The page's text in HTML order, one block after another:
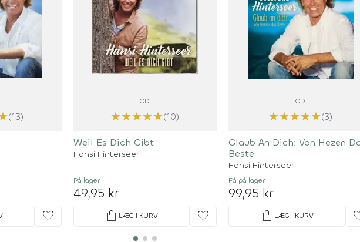
(13)
favorite
CD
★★★★★(10)
Weil Es Dich Gibt
Hansi Hinterseer
På lager
49,95 kr
shopping_bag LÆG I KURV favorite
CD
★★★★★(3)
Glaub An Dich: Von Hezen
Beste
Hansi Hinterseer
Få på lager
99,95 kr
shopping_bag LÆG I KURV